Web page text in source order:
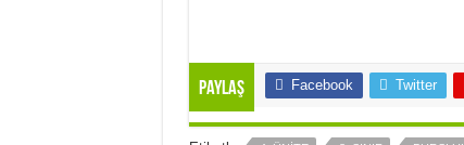
Paylaş Facebook Twitter